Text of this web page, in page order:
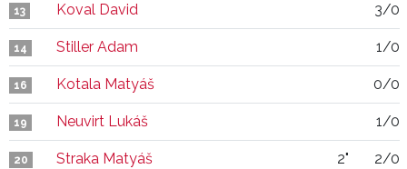
13 Koval David 3/0
14 Stiller Adam 1/0
16 Kotala Matyáš 0/0
19 Neuvirt Lukáš 1/0
20 Straka Matyáš 2" 2/0